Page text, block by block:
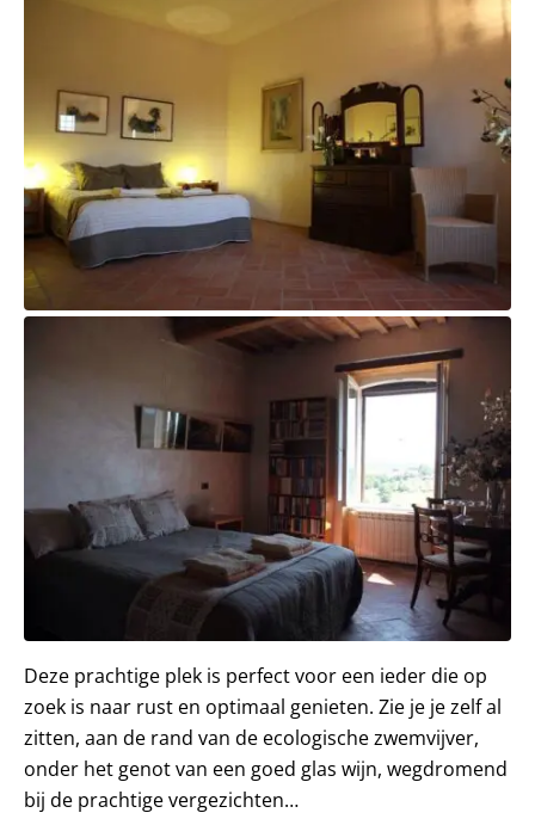
Deze prachtige plek is perfect voor een ieder die op
zoek is naar rust en optimaal genieten. Zie je je zelf al
zitten, aan de rand van de ecologische zwemvijver,
onder het genot van een goed glas wijn, wegdromend
bij de prachtige vergezichten…